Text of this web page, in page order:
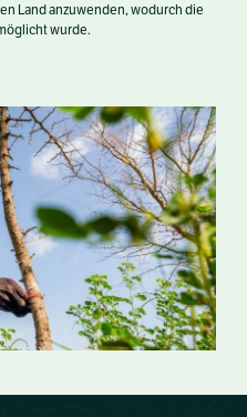
Land anzuwenden, wodurch die
wurde.